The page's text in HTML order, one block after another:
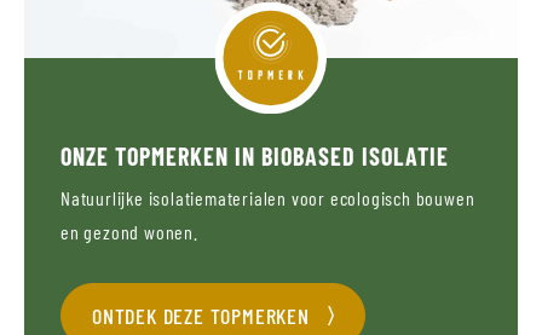
ONZE TOPMERKEN IN BIOBASED ISOLATIE
Natuurlijke isolatiematerialen voor ecologisch bouwen
en gezond wonen.
ONTDEK DEZE TOPMERKEN